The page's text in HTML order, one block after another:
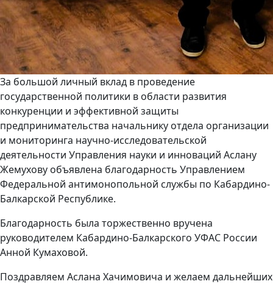
За большой личный вклад в проведение
государственной политики в области развития
конкуренции и эффективной защиты
предпринимательства начальнику отдела организации
и мониторинга научно-исследовательской
деятельности Управления науки и инноваций Аслану
Жемухову объявлена благодарность Управлением
Федеральной антимонопольной службы по Кабардино-
Балкарской Республике.
Благодарность была торжественно вручена
руководителем Кабардино-Балкарского УФАС России
Анной Кумаховой.
Поздравляем Аслана Хачимовича и желаем дальнейших